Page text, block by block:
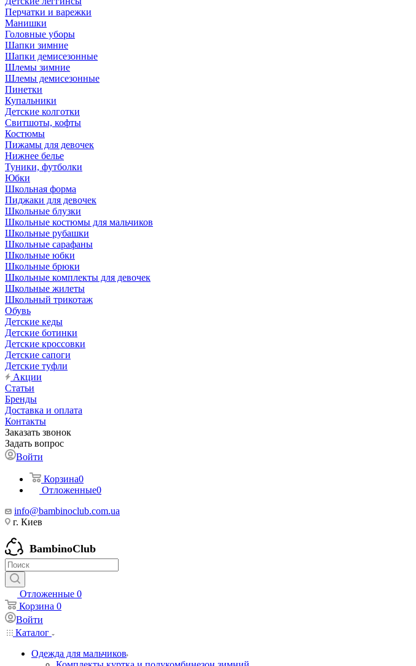
Перчатки и варежки
Манишки
Головные уборы
Шапки зимние
Шапки демисезонные
Шлемы зимние
Шлемы демисезонные
Пинетки
Купальники
Детские колготки
Свитшоты, кофты
Костюмы
Пижамы для девочек
Нижнее белье
Туники, футболки
Юбки
Школьная форма
Пиджаки для девочек
Школьные блузки
Школьные костюмы для мальчиков
Школьные рубашки
Школьные сарафаны
Школьные юбки
Школьные брюки
Школьные комплекты для девочек
Школьные жилеты
Школьный трикотаж
Обувь
Детские кеды
Детские ботинки
Детские кроссовки
Детские сапоги
Детские туфли
Акции
Статьи
Бренды
Доставка и оплата
Контакты
Заказать звонок
Задать вопрос
Войти
Корзина0
Отложенные0
info@bambinoclub.com.ua
г. Киев
BambinoClub
Отложенные 0
Корзина 0
Войти
Каталог
Одежда для мальчиков